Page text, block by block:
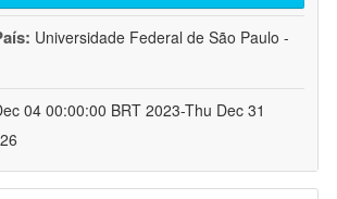
Universidade Federal de São Paulo -
04 00:00:00 BRT 2023-Thu Dec 31